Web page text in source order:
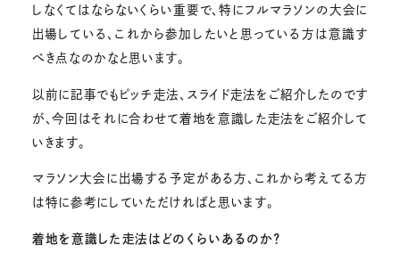
しなくてはならないくらい重要で、特にフルマラソンの大会に
出場している、これから参加したいと思っている方は意識す
べき点なのかなと思います。
以前に記事でもピッチ走法、スライド走法をご紹介したのです
が、今回はそれに合わせて着地を意識した走法をご紹介して
いきます。
マラソン大会に出場する予定がある方、これから考えてる方
は特に参考にしていただければと思います。
着地を意識した走法はどのくらいあるのか？